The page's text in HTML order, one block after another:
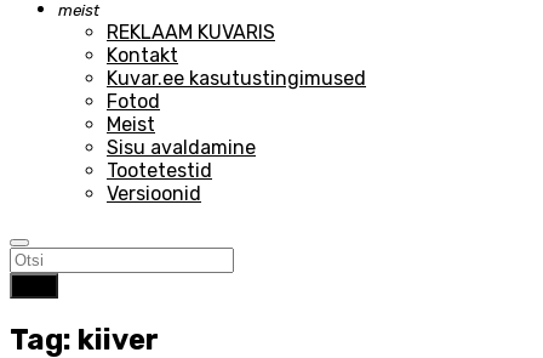
meist
REKLAAM KUVARIS
Kontakt
Kuvar.ee kasutustingimused
Fotod
Meist
Sisu avaldamine
Tootetestid
Versioonid
Tag: kiiver